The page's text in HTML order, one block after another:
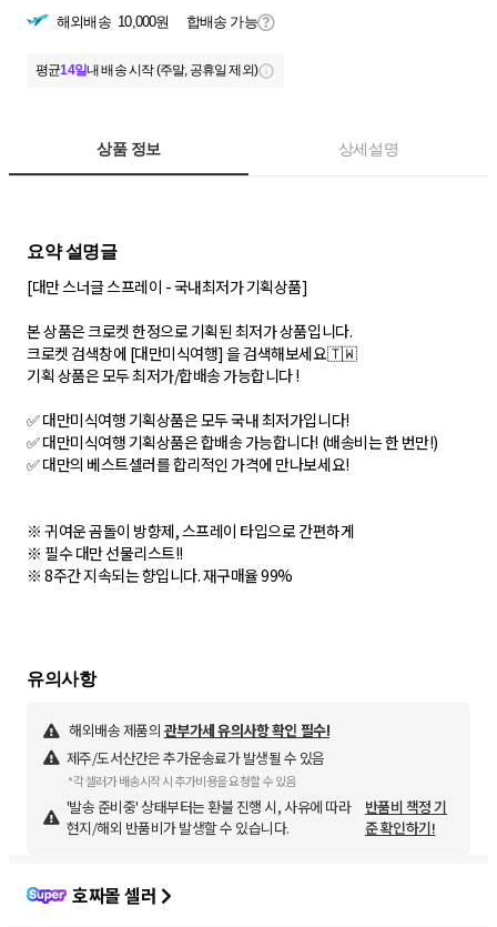
해외배송 10,000원 합배송 가능
평균14일내 배송 시작 (주말, 공휴일 제외)
상품 정보 상세설명
요약 설명글
[대만 스너글 스프레이 - 국내최저가 기획상품]
본 상품은 크로켓 한정으로 기획된 최저가 상품입니다.
크로켓 검색창에 [대만미식여행] 을 검색해보세요🇹🇼
기획 상품은 모두 최저가/합배송 가능합니다 !
✅ 대만미식여행 기획상품은 모두 국내 최저가입니다!
✅ 대만미식여행 기획상품은 합배송 가능합니다! (배송비는 한 번만!)
✅ 대만의 베스트셀러를 합리적인 가격에 만나보세요!
※ 귀여운 곰돌이 방향제, 스프레이 타입으로 간편하게
※ 필수 대만 선물리스트!!
※ 8주간 지속되는 향입니다. 재구매율 99%
유의사항
해외배송 제품의 관부가세 유의사항 확인 필수!
제주/도서산간은 추가운송료가 발생될 수 있음
*각 셀러가 배송시작 시 추가비용을 요청할 수 있음
'발송 준비중' 상태부터는 환불 진행 시, 사유에 따라
현지/해외 반품비가 발생할 수 있습니다.
반품비 책정 기
준 확인하기!
호짜몰 셀러